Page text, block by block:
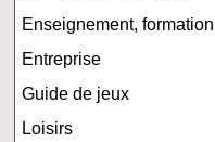
Enseignement,
Entreprise
Guide de jeux
Loisirs